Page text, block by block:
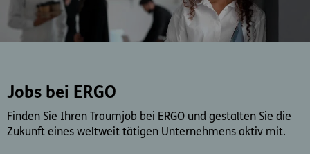
Jobs bei ERGO
Finden Sie Ihren Traumjob bei ERGO und gestalten Sie die
Zukunft eines weltweit tätigen Unternehmens aktiv mit.